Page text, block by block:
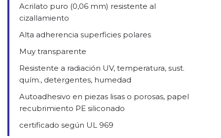
Acrilato puro (0,06 mm) resistente al
cizallamiento
Alta adherencia superficies polares
Muy transparente
Resistente a radiación UV, temperatura, sust.
quím., detergentes, humedad
Autoadhesivo en piezas lisas o porosas, papel
recubrimiento PE siliconado
certificado según UL 969